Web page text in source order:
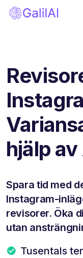
hjälp av
Spara tid med
Instagram-
revisorer. Öka
utan
Tusentals